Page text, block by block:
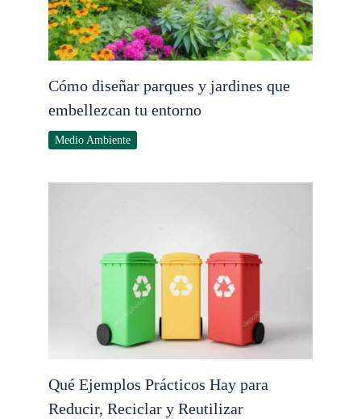
Cómo diseñar parques y jardines que
embellezcan tu entorno
Medio Ambiente
Qué Ejemplos Prácticos Hay para
Reducir, Reciclar y Reutilizar